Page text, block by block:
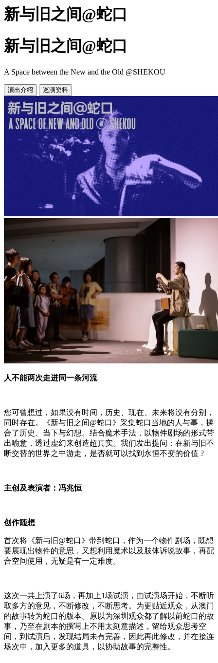
新与旧之间@蛇口
新与旧之间@蛇口
A Space between the New and the Old @SHEKOU
演出介绍 巡演资料
人不能两次走进同一条河流
您可曾想过，如果没有时间，历史、现在、未来将没有分别，
同时存在。《新与旧之间@蛇口》采集蛇口当地的人与事，揉
合了历史、当下与幻想。结合魔术手法，以物件剧场的形式带
出喻意，透过虚幻来创造超真实。我们发出提问：在新与旧不
断交替的世界之中游走，是否就可以找到永恒不变的价值 ?
主创及表演者：冯兆恒
创作随想
首次将《新与旧@蛇口》带到蛇口，作为一个物件剧场，既想
要展现出物件的意思，又想利用魔术以及肢体诉说故事，再配
合空间使用，无疑是有一定难度。
这次一共上演了6场，再加上1场试演，由试演场开始，不断听
取多方的意见，不断修改，不断思考。为更贴近观众，从澳门
的故事转为蛇口的版本。原以为深圳观众都了解以前蛇口的故
事，乃至在剧本的撰写上不用太刻意描述，留给观众思考空
间，到试演后，发现结局未有完善，因此再此修改，并在接连
场次中，加入更多的道具，以协助故事的完整性。